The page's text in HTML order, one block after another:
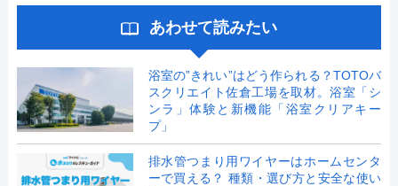
あわせて読みたい
浴室の”きれい”はどう作られる？TOTOバ
スクリエイト佐倉工場を取材。浴室「シ
ンラ」体験と新機能「浴室クリアキー
プ」
排水管つまり用ワイヤーはホームセンタ
ーで買える？ 種類・選び方と安全な使い